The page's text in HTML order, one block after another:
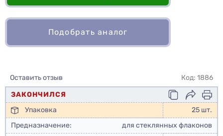
Подобрать аналог
Оставить отзыв
Код: 1886
ЗАКОНЧИЛСЯ
Упаковка
25 шт.
Предназначение:
для стеклянных флаконов